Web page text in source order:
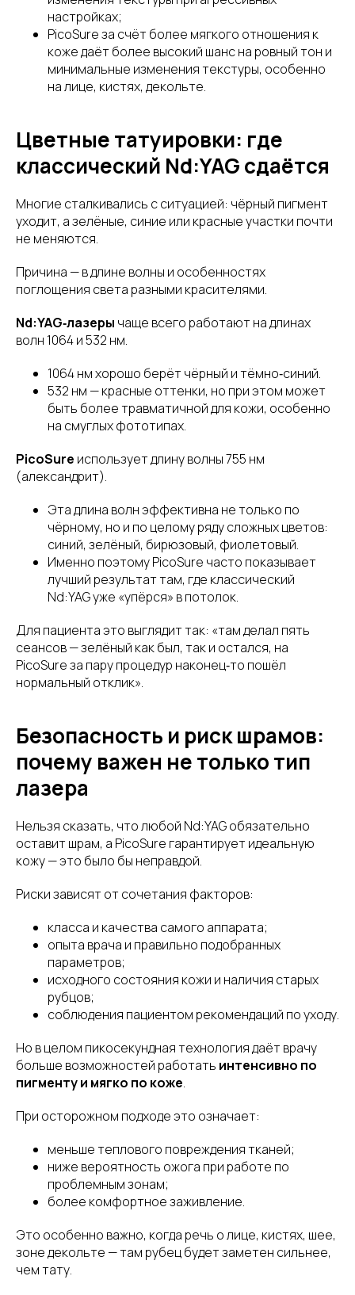
настройках;
PicoSure за счёт более мягкого отношения к
коже даёт более высокий шанс на ровный тон и
минимальные изменения текстуры, особенно
на лице, кистях, декольте.
Цветные татуировки: где
классический Nd:YAG сдаётся
Многие сталкивались с ситуацией: чёрный пигмент
уходит, а зелёные, синие или красные участки почти
не меняются.
Причина — в длине волны и особенностях
поглощения света разными красителями.
Nd:YAG‑лазеры чаще всего работают на длинах
волн 1064 и 532 нм.
1064 нм хорошо берёт чёрный и тёмно‑синий.
532 нм — красные оттенки, но при этом может
быть более травматичной для кожи, особенно
на смуглых фототипах.
PicoSure использует длину волны 755 нм
(александрит).
Эта длина волн эффективна не только по
чёрному, но и по целому ряду сложных цветов:
синий, зелёный, бирюзовый, фиолетовый.
Именно поэтому PicoSure часто показывает
лучший результат там, где классический
Nd:YAG уже «упёрся» в потолок.
Для пациента это выглядит так: «там делал пять
сеансов — зелёный как был, так и остался, на
PicoSure за пару процедур наконец‑то пошёл
нормальный отклик».
Безопасность и риск шрамов:
почему важен не только тип
лазера
Нельзя сказать, что любой Nd:YAG обязательно
оставит шрам, а PicoSure гарантирует идеальную
кожу — это было бы неправдой.
Риски зависят от сочетания факторов:
класса и качества самого аппарата;
опыта врача и правильно подобранных
параметров;
исходного состояния кожи и наличия старых
рубцов;
соблюдения пациентом рекомендаций по уходу.
Но в целом пикосекундная технология даёт врачу
больше возможностей работать интенсивно по
пигменту и мягко по коже.
При осторожном подходе это означает:
меньше теплового повреждения тканей;
ниже вероятность ожога при работе по
проблемным зонам;
более комфортное заживление.
Это особенно важно, когда речь о лице, кистях, шее,
зоне декольте — там рубец будет заметен сильнее,
чем тату.